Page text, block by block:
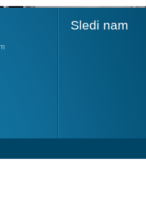
Sledi nam